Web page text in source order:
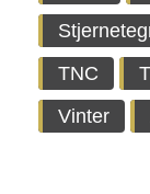
TNC
Vinter